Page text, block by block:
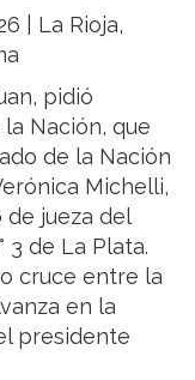
| La Rioja,
pidió
Nación, que
de la Nación
Michelli,
jueza del
3 de La Plata.
cruce entre la
en la
presidente